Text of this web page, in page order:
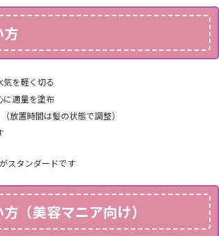
気を軽く切る
に適量を塗布
放置時間は髪の状態で調整）
スタンダードです
（美容マニア向け）